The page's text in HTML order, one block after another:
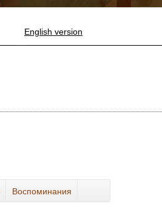
English version
Воспоминания